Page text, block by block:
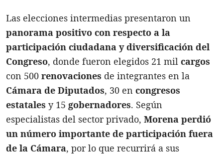
Las elecciones intermedias presentaron un
panorama positivo con respecto a la
participación ciudadana y diversificación del
Congreso, donde fueron elegidos 21 mil cargos
con 500 renovaciones de integrantes en la
Cámara de Diputados, 30 en congresos
estatales y 15 gobernadores. Según
especialistas del sector privado, Morena perdió
un número importante de participación fuera
de la Cámara, por lo que recurrirá a sus